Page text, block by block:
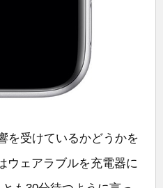
を受けているかどうかを
ウェアラブルを充電器に